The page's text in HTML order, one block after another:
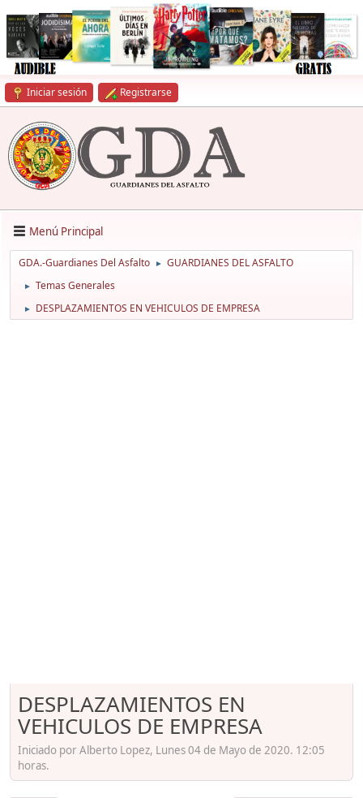
Iniciar sesión Registrarse
Menú Principal
GDA.-Guardianes Del Asfalto ► GUARDIANES DEL ASFALTO
► Temas Generales
► DESPLAZAMIENTOS EN VEHICULOS DE EMPRESA
DESPLAZAMIENTOS EN
VEHICULOS DE EMPRESA
Iniciado por Alberto Lopez, Lunes 04 de Mayo de 2020. 12:05
horas.